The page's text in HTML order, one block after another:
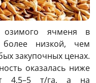
озимого ячменя в
более низкой, чем
закупочных ценах.
оказалась ниже
4,5–5 т/га, а на